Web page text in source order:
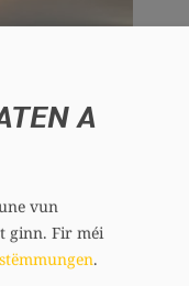
A
vun
ginn. Fir méi
.